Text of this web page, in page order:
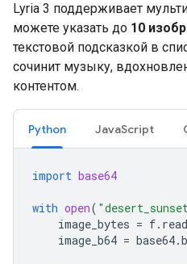
Lyria 3 поддерживает
можете указать до 10
текстовой подсказкой в
сочинит музыку,
контентом.
Python JavaScript
import base64
with open(
image_bytes = f. read
image_b64 = base64.